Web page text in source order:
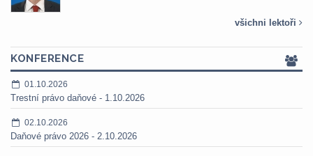
všichni lektoři
KONFERENCE
01.10.2026
Trestní právo daňové - 1.10.2026
02.10.2026
Daňové právo 2026 - 2.10.2026